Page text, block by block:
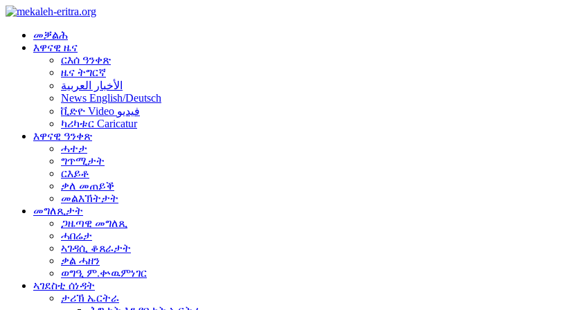
መቓልሕ
እዋናዊ ዜና
ርእሰ ዓንቀጽ
ዜና ትግርኛ
الأخبار العربية
News English/Deutsch
ቪድዮ Video فيديو
ካሪካቱር Caricatur
እዋናዊ ዓንቀጽ
ሓተታ
ግጥሚታት
ርእይቶ
ቃለ መጠይቕ
መልእኽትታት
መግለጺታት
ጋዜጣዊ መግለጺ
ሓበሬታ
ኣገዳሲ ቆጸራታት
ቃል ሓዘን
ወግዒ ም.ቍዉምነገር
ኣገደስቲ ሰነዳት
ታሪኽ ኤርትራ